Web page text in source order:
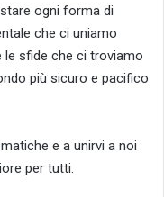
ogni forma di
che ci uniamo
sfide che ci troviamo
più sicuro e pacifico
e a unirvi a noi
per tutti.